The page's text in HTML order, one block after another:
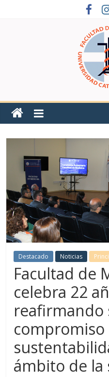
Destacado Noticias
Facultad de
celebra 22
reafirmando
compromiso
ámbito de la